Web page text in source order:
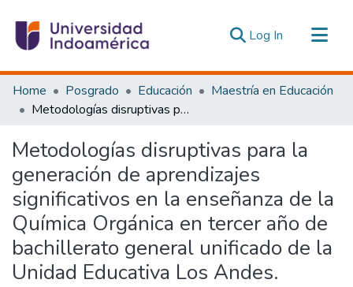
Log In (current)
Communities & Collections
All of DSpace
Estadísticas Externas
Home Posgrado Educación
Maestría en Educación
Metodologías disruptivas para la generación de aprendizajes significativos en la enseñanza de la Química Orgánica en tercer año de bachillerato general unificado de la Unidad Educativa Los Andes.
Metodologías disruptivas para la
generación de aprendizajes
significativos en la enseñanza de la
Química Orgánica en tercer año de
bachillerato general unificado de la
Unidad Educativa Los Andes.